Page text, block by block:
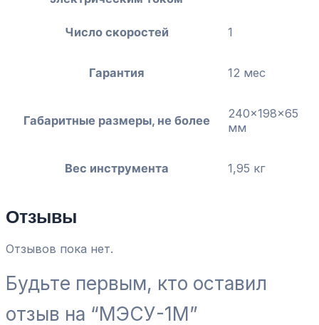
Число скоростей 1
Гарантия 12 мес
Габаритные размеры, не более
240x198x65
мм
Вес инструмента 1,95 кг
Отзывы
Отзывов пока нет.
Будьте первым, кто оставил
отзыв на “МЭСУ-1М”